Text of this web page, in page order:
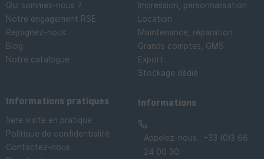
Qui sommes-nous ?
Notre engagement RSE
Rejoignez-nous
Blog
Notre catalogue
Impression, personnalisation
Location
Maintenance, réparation
Grands comptes, GMS
Export
Stockage dédié
Informations pratiques
1iere visite en pratique
Politique de confidentialité
Contactez-nous
Informations
Appelez-nous : +33 (0)3 66
24 00 30